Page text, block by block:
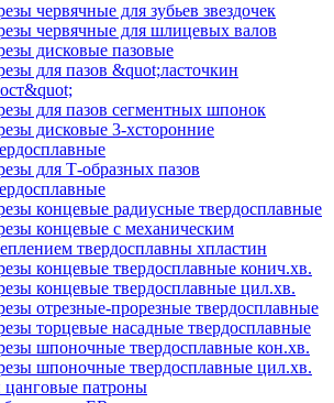
червячные для зубьев звездочек
червячные для шлицевых валов
дисковые пазовые
для пазов &quot;ласточкин
для пазов сегментных шпонок
дисковые 3-хсторонние
для Т-образных пазов
концевые радиусные твердосплавные
концевые с механическим
твердосплавны хпластин
концевые твердосплавные конич.хв.
концевые твердосплавные цил.хв.
отрезные-прорезные твердосплавные
торцевые насадные твердосплавные
шпоночные твердосплавные кон.хв.
шпоночные твердосплавные цил.хв.
патроны